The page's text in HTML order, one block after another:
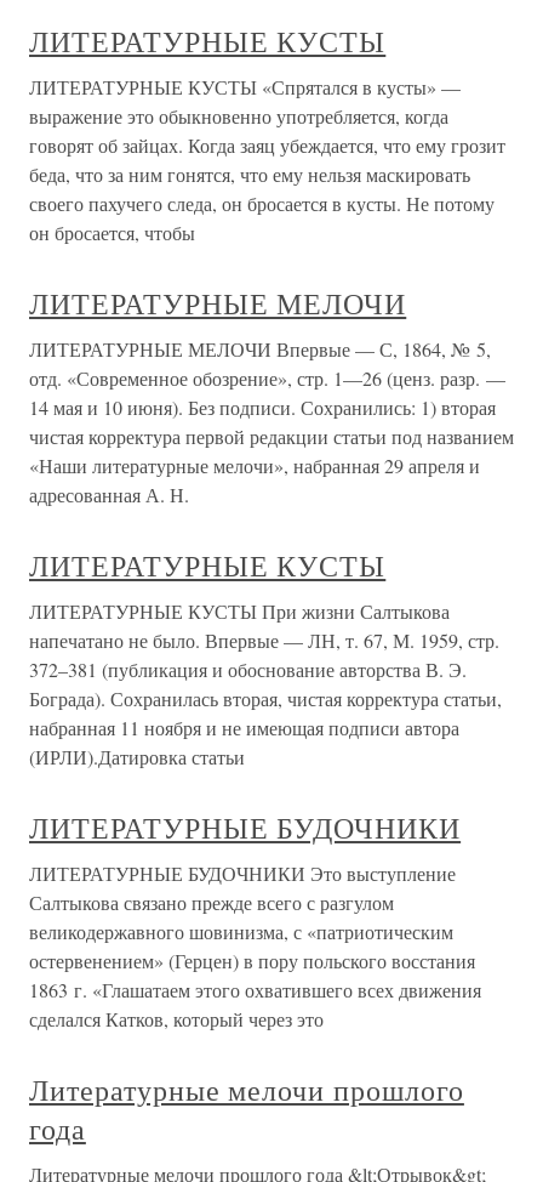
ЛИТЕРАТУРНЫЕ КУСТЫ
ЛИТЕРАТУРНЫЕ КУСТЫ «Спрятался в кусты» —
выражение это обыкновенно употребляется, когда
говорят об зайцах. Когда заяц убеждается, что ему грозит
беда, что за ним гонятся, что ему нельзя маскировать
своего пахучего следа, он бросается в кусты. Не потому
он бросается, чтобы
ЛИТЕРАТУРНЫЕ МЕЛОЧИ
ЛИТЕРАТУРНЫЕ МЕЛОЧИ Впервые — С, 1864, № 5,
отд. «Современное обозрение», стр. 1—26 (ценз. разр. —
14 мая и 10 июня). Без подписи. Сохранились: 1) вторая
чистая корректура первой редакции статьи под названием
«Наши литературные мелочи», набранная 29 апреля и
адресованная А. Н.
ЛИТЕРАТУРНЫЕ КУСТЫ
ЛИТЕРАТУРНЫЕ КУСТЫ При жизни Салтыкова
напечатано не было. Впервые — ЛН, т. 67, М. 1959, стр.
372–381 (публикация и обоснование авторства В. Э.
Бограда). Сохранилась вторая, чистая корректура статьи,
набранная 11 ноября и не имеющая подписи автора
(ИРЛИ).Датировка статьи
ЛИТЕРАТУРНЫЕ БУДОЧНИКИ
ЛИТЕРАТУРНЫЕ БУДОЧНИКИ Это выступление
Салтыкова связано прежде всего с разгулом
великодержавного шовинизма, с «патриотическим
остервенением» (Герцен) в пору польского восстания
1863 г. «Глашатаем этого охватившего всех движения
сделался Катков, который через это
Литературные мелочи прошлого
года
Литературные мелочи прошлого года &lt;Отрывок&gt;